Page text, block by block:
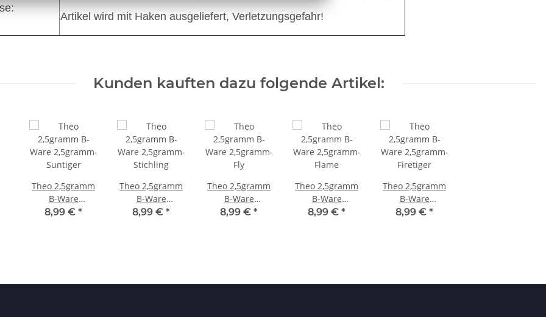
Artikel wird mit Haken ausgeliefert, Verletzungsgefahr!
Kunden kauften dazu folgende Artikel:
Theo 2,5gramm
B-Ware
2,5gramm-
8,99 € *
Theo 2,5gramm
B-Ware
2,5gramm-
8,99 € *
Theo 2,5gramm
B-Ware
2,5gramm-Fly
8,99 € *
Theo 2,5gramm
B-Ware
2,5gramm-Flame
8,99 € *
Theo 2,5gramm
B-Ware
2,5gramm-
8,99 € *